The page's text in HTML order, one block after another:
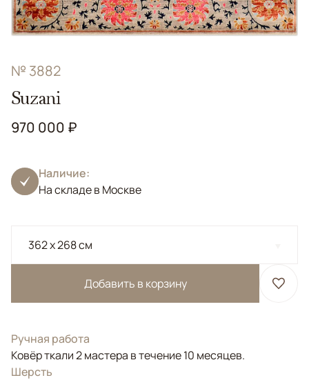
№ 3882
Suzani
970 000 ₽
Наличие:
На складе в Москве
362 x 268 см
Добавить в корзину
Ручная работа
Ковёр ткали 2 мастера в течение 10 месяцев.
Шерсть